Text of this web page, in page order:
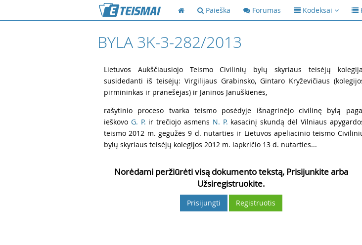
Paieška Forumas Kodeksai
BYLA 3K-3-282/2013
Lietuvos Aukščiausiojo Teismo Civilinių bylų skyriaus teisėjų
susidedanti iš teisėjų: Virgilijaus Grabinsko, Gintaro Kryževičiaus
pirmininkas ir pranešėjas) ir Janinos Januškienės,
rašytinio proceso tvarka teismo posėdyje išnagrinėjo civilinę bylą
ieškovo G. P. ir trečiojo asmens N. P. kasacinį skundą dėl Vilniaus
teismo 2012 m. gegužės 9 d. nutarties ir Lietuvos apeliacinio teismo
bylų skyriaus teisėjų kolegijos 2012 m. lapkričio 13 d. nutarties...
Norėdami peržiūrėti visą dokumento tekstą, Prisijunkite arba
Užsiregistruokite.
Prisijungti Registruotis